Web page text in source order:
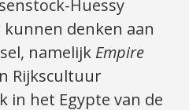
Huessy
denken aan
namelijk Empire
Rijkscultuur
in het Egypte van de